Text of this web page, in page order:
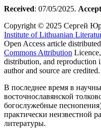
Received: 07/05/2025.
Copyright © 2025 Сергей
Institute of Lithuanian
Open Access article
Commons Attribution
distribution, and reproduction
author and source are credited.
В последнее время в
восточнославянской
богослужебные
практически неизвестной
литературы.